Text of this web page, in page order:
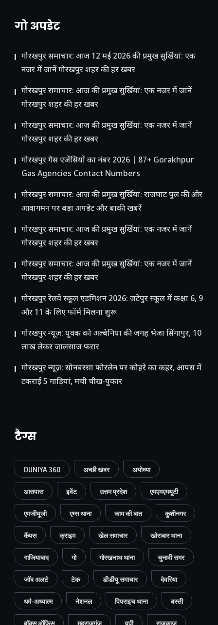
गो अपडेट
गोरखपुर समाचार: आज 12 मई 2026 की प्रमुख सुर्खियां: एक
नजर में जानें गोरखपुर शहर की हर खबर
गोरखपुर समाचार: आज की प्रमुख सुर्खियां: एक नजर में जानें
गोरखपुर शहर की हर खबर
गोरखपुर समाचार: आज की प्रमुख सुर्खियां: एक नजर में जानें
गोरखपुर शहर की हर खबर
गोरखपुर गैस एजेंसियों का नंबर 2026 | 87+ Gorakhpur
Gas Agencies Contact Numbers
गोरखपुर समाचार: आज की प्रमुख सुर्खियां: राजघाट पुल की ओर
आवागमन पर बड़ा अपडेट और बाकी खबरें
गोरखपुर समाचार: आज की प्रमुख सुर्खियां: एक नजर में जानें
गोरखपुर शहर की हर खबर
गोरखपुर समाचार: आज की प्रमुख सुर्खियां: एक नजर में जानें
गोरखपुर शहर की हर खबर
गोरखपुर रेलवे स्कूल एडमिशन 2026: जटेपुर स्कूल में कक्षा 6, 9
और 11 के लिए फॉर्म मिलना शुरू
गोरखपुर न्यूज़: युवक को अल्बेनिया की जगह भेजा सिंगापुर, 10
लाख लेकर जालसाज फरार
गोरखपुर न्यूज़: सोनबरसा फोरलेन पर कोहरे का कहर, आपस में
टकराईं 5 गाड़ियां, मची चीख-पुकार
टैग्स
DUNIYA 360 अच्छी खबर अयोध्या
आसपास इवेंट उत्तम प्रदेश एमएमएमयूटी
एमजीयूजी एम्स थाना काम की बात कुशीनगर
कैंपस क्राइम खेल समाचार खोराबार थाना
गाजियाबाद गो गोरखनाथ थाना चुनावी समर
जॉब अलर्ट टेक डीडीयू समाचार देवरिया
धर्म-अध्यात्म नेशनल पिपराइच थाना बस्ती
बॉक्स ऑफिस महराजगंज यूपी राजकाज